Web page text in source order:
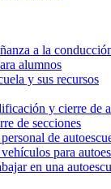
a la
alumnos
y sus recursos
y cierre de
de secciones
de
para
en una